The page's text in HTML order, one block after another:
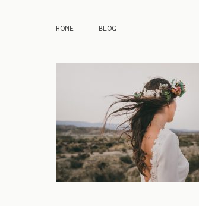
HOME BLOG